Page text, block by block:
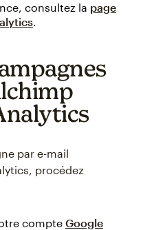
consultez la page
.
par e-mail
procédez
compte Google